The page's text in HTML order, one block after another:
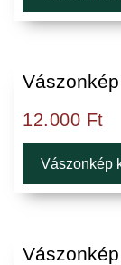
12.000 Ft
Vászonkép